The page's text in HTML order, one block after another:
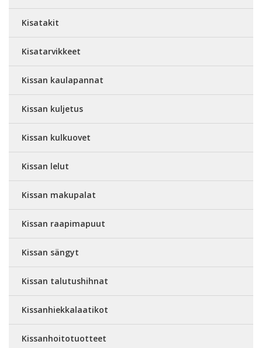
Kisatakit
Kisatarvikkeet
Kissan kaulapannat
Kissan kuljetus
Kissan kulkuovet
Kissan lelut
Kissan makupalat
Kissan raapimapuut
Kissan sängyt
Kissan talutushihnat
Kissanhiekkalaatikot
Kissanhoitotuotteet